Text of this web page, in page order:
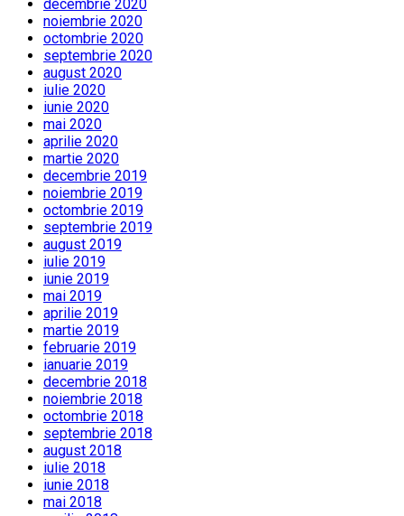
decembrie 2020
noiembrie 2020
octombrie 2020
septembrie 2020
august 2020
iulie 2020
iunie 2020
mai 2020
aprilie 2020
martie 2020
decembrie 2019
noiembrie 2019
octombrie 2019
septembrie 2019
august 2019
iulie 2019
iunie 2019
mai 2019
aprilie 2019
martie 2019
februarie 2019
ianuarie 2019
decembrie 2018
noiembrie 2018
octombrie 2018
septembrie 2018
august 2018
iulie 2018
iunie 2018
mai 2018